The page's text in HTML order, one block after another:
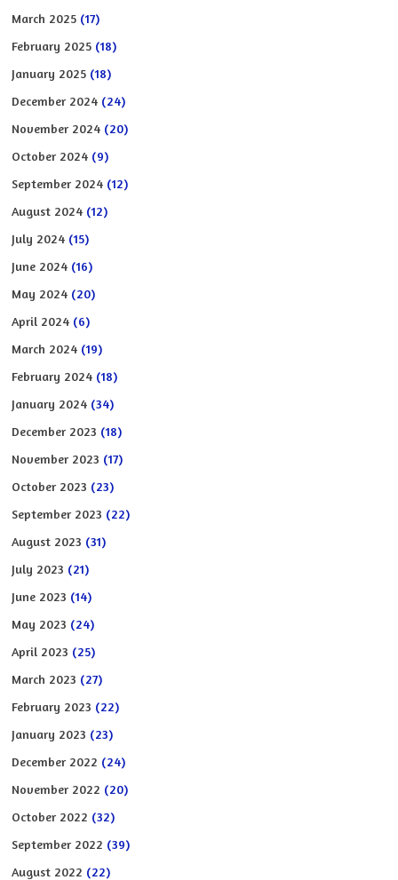
March 2025 (17)
February 2025 (18)
January 2025 (18)
December 2024 (24)
November 2024 (20)
October 2024 (9)
September 2024 (12)
August 2024 (12)
July 2024 (15)
June 2024 (16)
May 2024 (20)
April 2024 (6)
March 2024 (19)
February 2024 (18)
January 2024 (34)
December 2023 (18)
November 2023 (17)
October 2023 (23)
September 2023 (22)
August 2023 (31)
July 2023 (21)
June 2023 (14)
May 2023 (24)
April 2023 (25)
March 2023 (27)
February 2023 (22)
January 2023 (23)
December 2022 (24)
November 2022 (20)
October 2022 (32)
September 2022 (39)
August 2022 (22)